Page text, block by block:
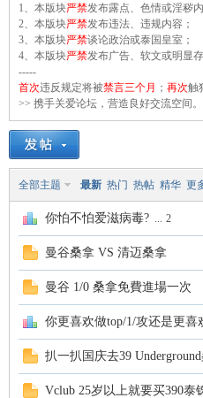
同
致
暹
» › ›
1、本版块严禁发布露点、色情或淫秽内
2、本版块严禁发布违法、违规内容；
3、本版块严禁谈论政治或泰国皇室；
4、本版块严禁发布广告、软文或明显
-----
首次违反规定将被禁言三个月 ； 再次触
>> 携手关爱论坛，营造良好交流空间。
全部主题 最新 热门 热帖 精华 更
你怕不怕爱滋病毒? ... 2
曼谷桑拿 VS 清迈桑拿
曼谷 1/0 桑拿免費進場一次
你更喜欢做top/1/攻还是更喜
扒一扒国庆去39
Vclub 25岁以上就要买390泰